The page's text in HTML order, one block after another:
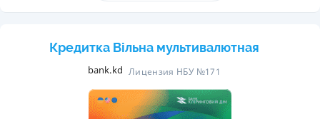
Кредитка Вільна мультивалютная
bank.kd Лицензия НБУ №171